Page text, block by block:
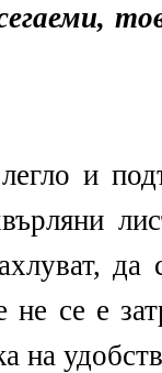
и
да
не се е
на